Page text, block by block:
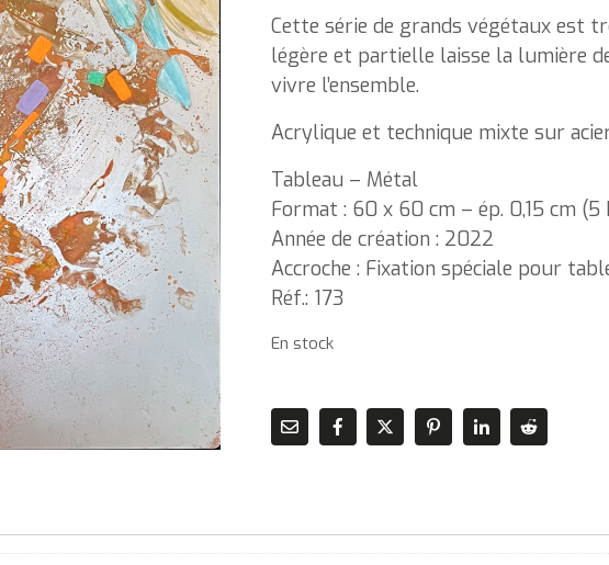
Cette série de grands végétaux est
légère et partielle laisse la lumière
vivre l’ensemble.
Acrylique et technique mixte sur
Tableau – Métal
Format : 60 x 60 cm – ép. 0,15 cm (5
Année de création : 2022
Accroche : Fixation spéciale pour
Réf.: 173
En stock